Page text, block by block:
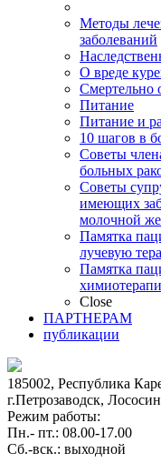
Методы
заболеваний
О вреде
Смертельно
Питание
Питание и
10 шагов в
Советы
больных
Советы
имеющих
молочной
Памятка
лучевую
Памятка
Close
ПАРТНЕРАМ
публикации
185002, Республика
г.Петрозаводск,
Режим работы:
Пн.- пт.: 08.00-17.00
Cб.-вск.: выходной